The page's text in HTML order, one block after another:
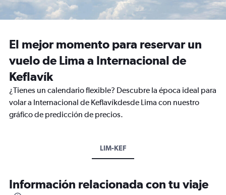
El mejor momento para reservar un
vuelo de Lima a Internacional de
Keflavík
¿Tienes un calendario flexible? Descubre la época ideal para
volar a Internacional de Keflavíkdesde Lima con nuestro
gráfico de predicción de precios.
LIM-KEF
Información relacionada con tu viaje